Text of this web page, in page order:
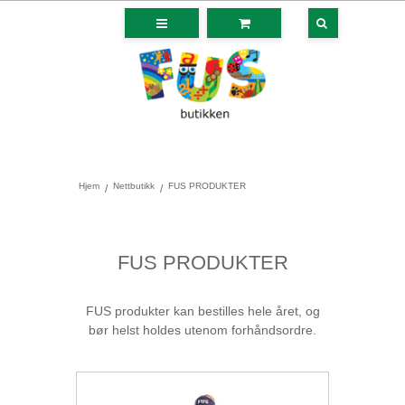
Hjem / Nettbutikk / FUS PRODUKTER
FUS PRODUKTER
FUS produkter kan bestilles hele året, og
bør helst holdes utenom forhåndsordre.